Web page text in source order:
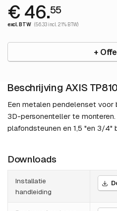
€ 46.55
excl. BTW (56.33 incl. 21% BTW)
+
Beschrijving AXIS
Een metalen pendelenset voor
3D-personenteller te
plafondsteunen en 1,5 "en 3/4"
Downloads
Installatie
handleiding